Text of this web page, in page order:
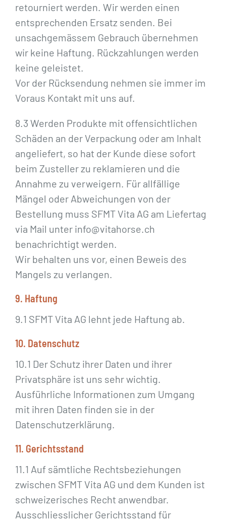
retourniert werden. Wir werden einen
entsprechenden Ersatz senden. Bei
unsachgemässem Gebrauch übernehmen
wir keine Haftung. Rückzahlungen werden
keine geleistet.
Vor der Rücksendung nehmen sie immer im
Voraus Kontakt mit uns auf.
8.3 Werden Produkte mit offensichtlichen
Schäden an der Verpackung oder am Inhalt
angeliefert, so hat der Kunde diese sofort
beim Zusteller zu reklamieren und die
Annahme zu verweigern. Für allfällige
Mängel oder Abweichungen von der
Bestellung muss SFMT Vita AG am Liefertag
via Mail unter info@vitahorse.ch
benachrichtigt werden.
Wir behalten uns vor, einen Beweis des
Mangels zu verlangen.
9. Haftung
9.1 SFMT Vita AG lehnt jede Haftung ab.
10. Datenschutz
10.1 Der Schutz ihrer Daten und ihrer
Privatsphäre ist uns sehr wichtig.
Ausführliche Informationen zum Umgang
mit ihren Daten finden sie in der
Datenschutzerklärung.
11. Gerichtsstand
11.1 Auf sämtliche Rechtsbeziehungen
zwischen SFMT Vita AG und dem Kunden ist
schweizerisches Recht anwendbar.
Ausschliesslicher Gerichtsstand für